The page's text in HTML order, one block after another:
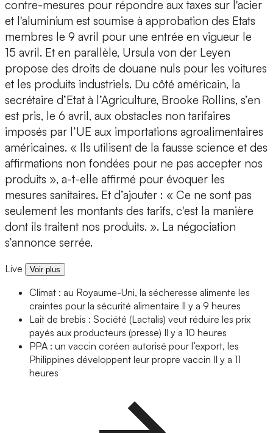
contre-mesures pour répondre aux taxes sur l'acier
et l'aluminium est soumise à approbation des Etats
membres le 9 avril pour une entrée en vigueur le
15 avril. Et en parallèle, Ursula von der Leyen
propose des droits de douane nuls pour les voitures
et les produits industriels. Du côté américain, la
secrétaire d’Etat à l’Agriculture, Brooke Rollins, s’en
est pris, le 6 avril, aux obstacles non tarifaires
imposés par l’UE aux importations agroalimentaires
américaines. « Ils utilisent de la fausse science et des
affirmations non fondées pour ne pas accepter nos
produits », a-t-elle affirmé pour évoquer les
mesures sanitaires. Et d’ajouter : « Ce ne sont pas
seulement les montants des tarifs, c'est la manière
dont ils traitent nos produits. ». La négociation
s’annonce serrée.
Live Voir plus
Climat : au Royaume-Uni, la sécheresse alimente les
craintes pour la sécurité alimentaire Il y a 9 heures
Lait de brebis : Société (Lactalis) veut réduire les prix
payés aux producteurs (presse) Il y a 10 heures
PPA : un vaccin coréen autorisé pour l’export, les
Philippines développent leur propre vaccin Il y a 11
heures